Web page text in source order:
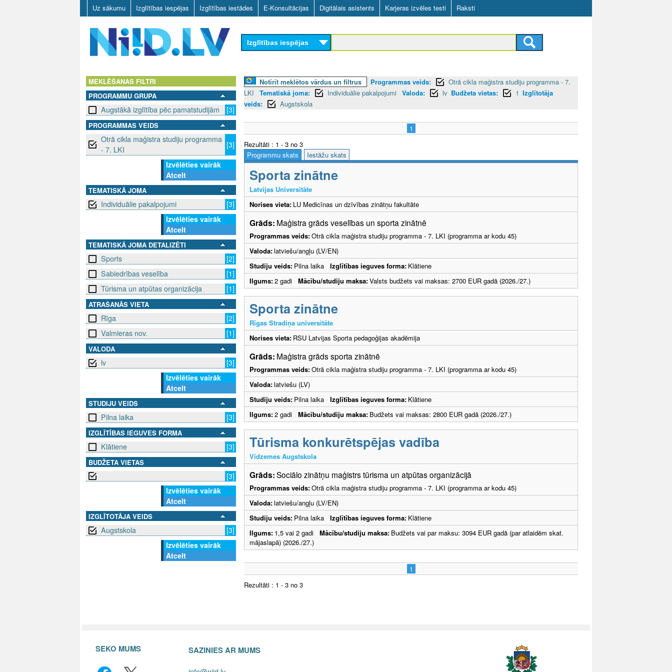
Skip
to
main
content
Uz sākumu Izglītības iespējas Izglītības iestādes E-Konsultācijas Digitālais asistents Karjeras izvēles testi Raksti
D
V
Izglītības iespējas
MEKLĒŠANAS FILTRI
PROGRAMMU GRUPA
Augstākā izglītība pēc pamatstudijām [3]
PROGRAMMAS VEIDS
Otrā cikla maģistra studiju programma
- 7. LKI
[3]
Izvēlēties vairāk
Atcelt
TEMATISKĀ JOMA
Individuālie pakalpojumi
[3]
Izvēlēties vairāk
Atcelt
TEMATISKĀ JOMA DETALIZĒTI
Sports
[2]
Sabiedrības veselība
[1]
Tūrisma un atpūtas organizācija
[1]
ATRAŠANĀS VIETA
Rīga
[2]
Valmieras nov.
[1]
VALODA
lv
[3]
Izvēlēties vairāk
Atcelt
STUDIJU VEIDS
Pilna laika [3]
IZGLĪTĪBAS IEGUVES FORMA
Klātiene [3]
BUDŽETA VIETAS
[3]
Izvēlēties vairāk
Atcelt
IZGLĪTOTĀJA VEIDS
Augstskola
[3]
Izvēlēties vairāk
Atcelt
Notīrīt meklētos vārdus un filtrus Programmas veids:
Otrā cikla maģistra studiju programma - 7.
LKI
Tematiskā joma: Individuālie pakalpojumi Valoda: lv Budžeta vietas: 1 Izglītotāja
veids:
Augstskola
1
Rezultāti : 1 - 3 no 3
Programmu skats
Iestāžu skats
Sporta zinātne
Latvijas Universitāte
Norises vieta: LU Medicīnas un dzīvības zinātņu fakultāte
Grāds: Maģistra grāds veselības un sporta zinātnē
Programmas veids:Otrā cikla maģistra studiju programma - 7. LKI (programma ar kodu 45)
Valoda:latviešu/angļu (LV/EN)
Studiju veids: Pilna laika Izglītības ieguves forma: Klātiene
Ilgums:2 gadi Mācību/studiju maksa:Valsts budžets vai maksas: 2700 EUR gadā (2026./27.)
Sporta zinātne
Rīgas Stradiņa universitāte
Norises vieta: RSU Latvijas Sporta pedagoģijas akadēmija
Grāds: Maģistra grāds sporta zinātnē
Programmas veids:Otrā cikla maģistra studiju programma - 7. LKI (programma ar kodu 45)
Valoda:latviešu (LV)
Studiju veids: Pilna laika Izglītības ieguves forma: Klātiene
Ilgums:2 gadi Mācību/studiju maksa: Budžets vai maksas: 2800 EUR gadā (2026./27.)
Tūrisma konkurētspējas vadība
Vidzemes Augstskola
Grāds:Sociālo zinātņu maģistrs tūrisma un atpūtas organizācijā
Programmas veids:Otrā cikla maģistra studiju programma - 7. LKI (programma ar kodu 45)
Valoda:latviešu/angļu (LV/EN)
Studiju veids: Pilna laika Izglītības ieguves forma: Klātiene
Ilgums: 1,5 vai 2 gadi Mācību/studiju maksa: Budžets vai par maksu: 3094 EUR gadā (par atlaidēm skat.
mājaslapā) (2026./27.)
1
Rezultāti : 1 - 3 no 3
SEKO MUMS SAZINIES AR MUMS